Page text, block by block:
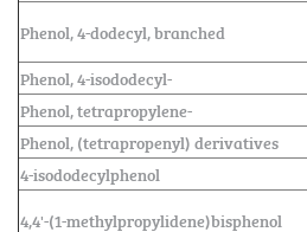
Phenol, 4-dodecyl, branched
Phenol, 4-isododecyl-
Phenol, tetrapropylene-
Phenol, (tetrapropenyl) derivatives
4-isododecylphenol
4,4'-(1-methylpropylidene)bisphenol